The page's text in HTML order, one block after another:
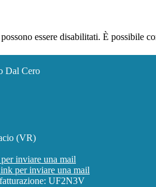
essere disabilitati. È possibile
Dal Cero
(VR)
inviare una mail
per inviare una mail
UF2N3V